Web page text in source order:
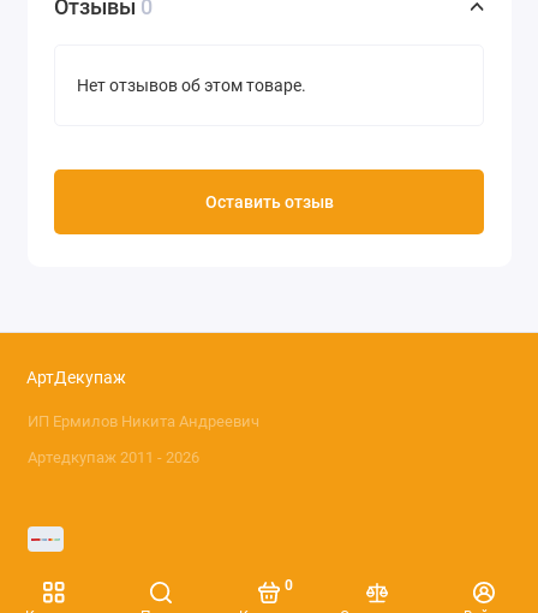
0
Отзывы 0
Нет отзывов об этом товаре.
Оставить отзыв
АртДекупаж
ИП Ермилов Никита Андреевич
Артедкупаж 2011 - 2026